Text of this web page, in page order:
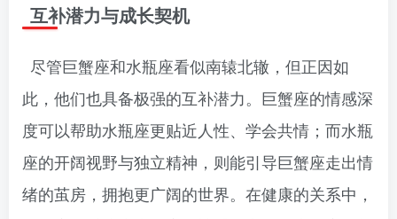
互补潜力与成长契机
尽管巨蟹座和水瓶座看似南辕北辙，但正因如
此，他们也具备极强的互补潜力。巨蟹座的情感深
度可以帮助水瓶座更贴近人性、学会共情；而水瓶
座的开阔视野与独立精神，则能引导巨蟹座走出情
绪的茧房，拥抱更广阔的世界。在健康的关系中，